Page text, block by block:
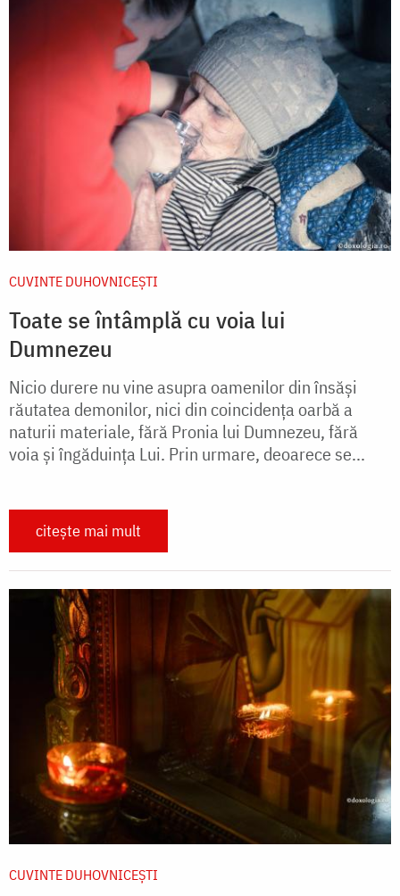
CUVINTE DUHOVNICEȘTI
Toate se întâmplă cu voia lui
Dumnezeu
Nicio durere nu vine asupra oamenilor din însăși
răutatea demonilor, nici din coincidența oarbă a
naturii materiale, fără Pronia lui Dumnezeu, fără
voia și îngăduința Lui. Prin urmare, deoarece se...
citește mai mult
CUVINTE DUHOVNICEȘTI